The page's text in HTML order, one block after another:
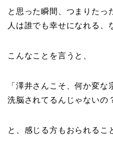
と思った瞬間、つまりたっ
人は誰でも幸せになれる、
こんなことを言うと、
「澤井さんこそ、何か変な
洗脳されてるんじゃないの
と、感じる方もおられるこ